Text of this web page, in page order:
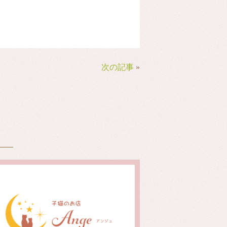
次の記事 »